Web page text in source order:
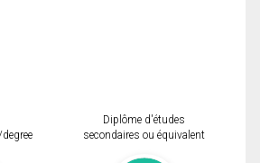
Diplôme d'études
secondaires ou équivalent